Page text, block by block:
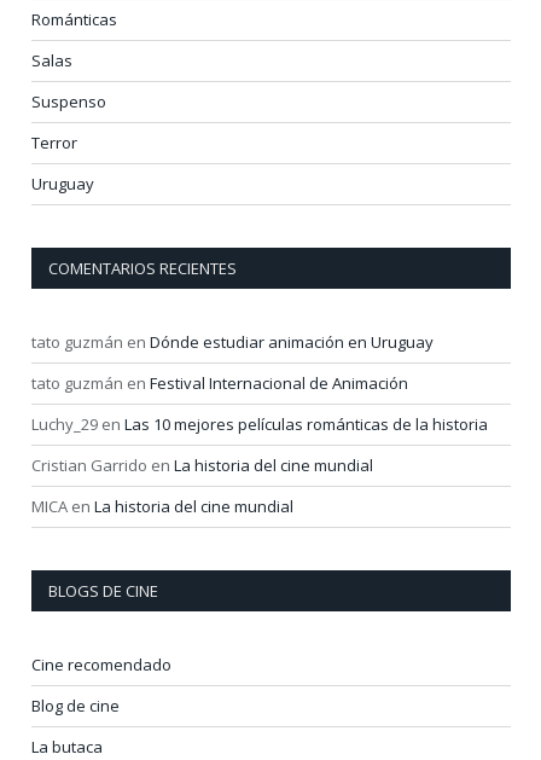
Románticas
Salas
Suspenso
Terror
Uruguay
COMENTARIOS RECIENTES
tato guzmán en Dónde estudiar animación en Uruguay
tato guzmán en Festival Internacional de Animación
Luchy_29 en Las 10 mejores películas románticas de la historia
Cristian Garrido en La historia del cine mundial
MICA en La historia del cine mundial
BLOGS DE CINE
Cine recomendado
Blog de cine
La butaca